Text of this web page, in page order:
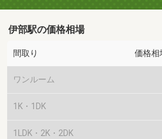
伊部駅の価格相場
間取り 価格相
ワンルーム
1K・1DK
1LDK・2K・2DK